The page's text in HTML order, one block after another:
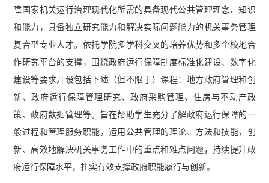
障国家机关运行治理现代化所需的具备现代公共管理理念、知识
和能力，具备独立研究能力和解决实际问题能力的机关事务管理
复合型专业人才。依托学院多学科交叉的培养优势和多个校地合
作研究平台的支撑，围绕政府运行保障制度标准化建设、数字化
建设等要求开设包括下述（但不限于）课程：地方政府管理和创
新、政府运行保障管理研究、政府采购管理、住房与不动产政
策、政府数据管理等。旨在帮助学生充分了解政府运行保障的一
般过程和管理服务职能，运用公共管理的理论、方法和技能，创
新、高效地解决机关事务工作中的重点和难点问题，持续提升政
府运行保障水平，扎实有效支撑政府职能履行与创新。